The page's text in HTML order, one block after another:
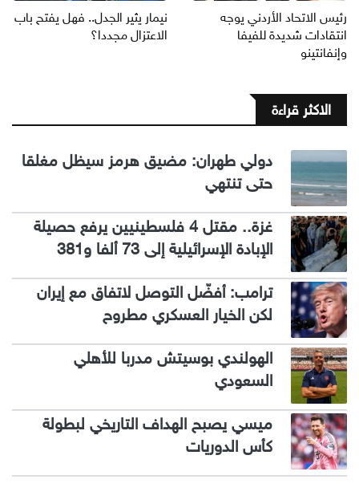
رئيس الاتحاد الأردني يوجه
انتقادات شديدة للفيفا
وإنفانتينو
نيمار يثير الجدل.. فهل يفتح باب
الاعتزال مجددا؟
الاكثر قراءة
دولي طهران: مضيق هرمز سيظل مغلقا
حتى تنتهي
غزة.. مقتل 4 فلسطينيين يرفع حصيلة
الإبادة الإسرائيلية إلى 73 ألفا و381
ترامب: أفضّل التوصل لاتفاق مع إيران
لكن الخيار العسكري مطروح
الهولندي بوسيتش مدربا للأهلي
السعودي
ميسي يصبح الهداف التاريخي لبطولة
كأس الدوريات